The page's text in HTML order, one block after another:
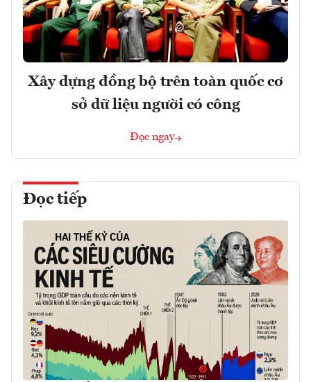
Xây dựng đồng bộ trên toàn quốc cơ
sở dữ liệu người có công
Đọc ngay
Đọc tiếp